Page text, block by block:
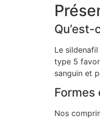
Le
type 5
sanguin et
Formes
Nos